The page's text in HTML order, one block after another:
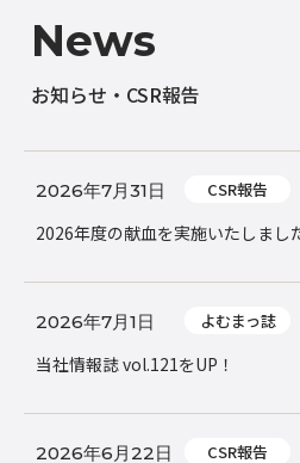
News
お知らせ・CSR報告
2026年7月31日 CSR報告
2026年度の献血を実施いたしまし
2026年7月1日 よむまっ誌
当社情報誌 vol.121をUP！
2026年6月22日 CSR報告